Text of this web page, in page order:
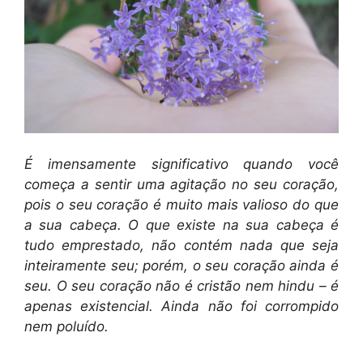
É imensamente significativo quando você
começa a sentir uma agitação no seu coração,
pois o seu coração é muito mais valioso do que
a sua cabeça. O que existe na sua cabeça é
tudo emprestado, não contém nada que seja
inteiramente seu; porém, o seu coração ainda é
seu. O seu coração não é cristão nem hindu – é
apenas existencial. Ainda não foi corrompido
nem poluído.